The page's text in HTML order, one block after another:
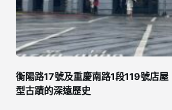
衡陽路17號及重慶南路1段119號店
型古蹟的深遠歷史